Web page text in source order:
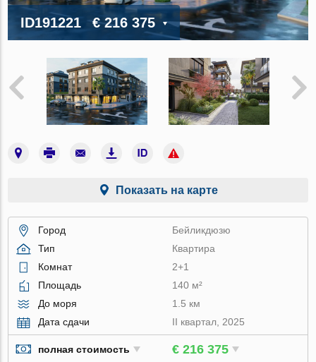
ID191221 € 216 375
Показать на карте
Город
Бейликдюзю
Тип
Квартира
Комнат
2+1
Площадь
140 м²
До моря
1.5 км
Дата сдачи
II квартал, 2025
полная стоимость € 216 375